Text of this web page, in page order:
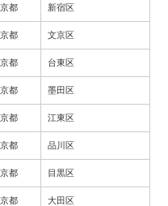
都 新宿区
都 文京区
都 台東区
都 墨田区
都 江東区
都 品川区
都 目黒区
都 大田区